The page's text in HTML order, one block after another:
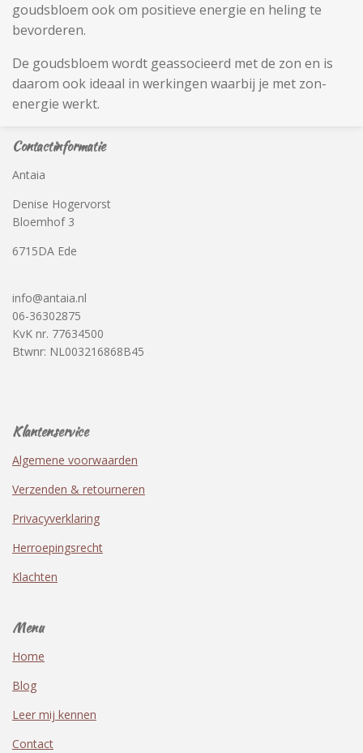
goudsbloem ook om positieve energie en heling te
bevorderen.
De goudsbloem wordt geassocieerd met de zon en is
daarom ook ideaal in werkingen waarbij je met zon-
energie werkt.
Contactinformatie
Antaia
Denise Hogervorst
Bloemhof 3
6715DA Ede
info@antaia.nl
06-36302875
KvK nr. 77634500
Btwnr: NL003216868B45
Klantenservice
Algemene voorwaarden
Verzenden & retourneren
Privacyverklaring
Herroepingsrecht
Klachten
Menu
Home
Blog
Leer mij kennen
Contact